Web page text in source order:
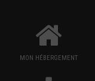
MON HÉBERGEMENT